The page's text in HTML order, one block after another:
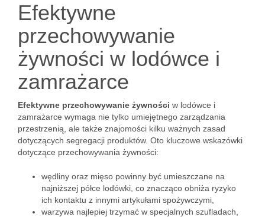
Efektywne
przechowywanie
żywności w lodówce i
zamrażarce
Efektywne przechowywanie żywności w lodówce i
zamrażarce wymaga nie tylko umiejętnego zarządzania
przestrzenią, ale także znajomości kilku ważnych zasad
dotyczących segregacji produktów. Oto kluczowe wskazówki
dotyczące przechowywania żywności:
wędliny oraz mięso powinny być umieszczane na
najniższej półce lodówki, co znacząco obniża ryzyko
ich kontaktu z innymi artykułami spożywczymi,
warzywa najlepiej trzymać w specjalnych szufladach,